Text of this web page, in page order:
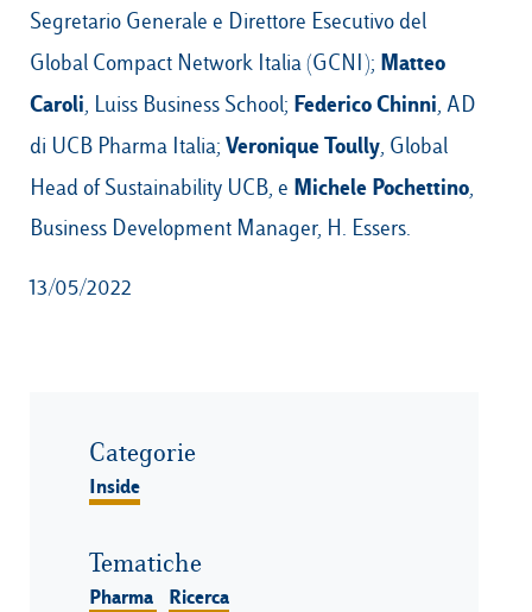
Segretario Generale e Direttore Esecutivo del
Global Compact Network Italia (GCNI); Matteo
Caroli , Luiss Business School; Federico Chinni , AD
di UCB Pharma Italia; Veronique Toully , Global
Head of Sustainability UCB, e Michele Pochettino
Business Development Manager, H. Essers.
13/05/2022
Categorie
Inside
Tematiche
Pharma Ricerca